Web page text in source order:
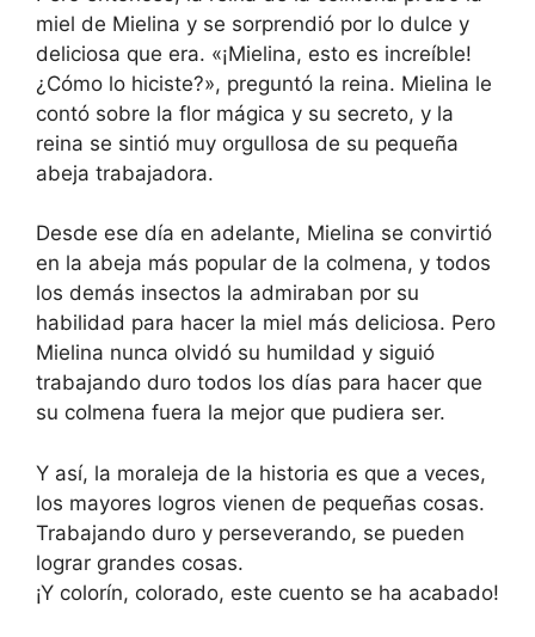
miel de Mielina y se sorprendió por lo dulce y
deliciosa que era. «¡Mielina, esto es increíble!
¿Cómo lo hiciste?», preguntó la reina. Mielina le
contó sobre la flor mágica y su secreto, y la
reina se sintió muy orgullosa de su pequeña
abeja trabajadora.
Desde ese día en adelante, Mielina se convirtió
en la abeja más popular de la colmena, y todos
los demás insectos la admiraban por su
habilidad para hacer la miel más deliciosa. Pero
Mielina nunca olvidó su humildad y siguió
trabajando duro todos los días para hacer que
su colmena fuera la mejor que pudiera ser.
Y así, la moraleja de la historia es que a veces,
los mayores logros vienen de pequeñas cosas.
Trabajando duro y perseverando, se pueden
lograr grandes cosas.
¡Y colorín, colorado, este cuento se ha acabado!